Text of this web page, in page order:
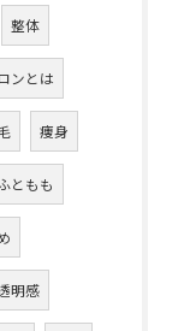
整体
ンとは
痩身
ともも
明感